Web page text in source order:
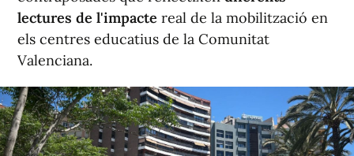
lectures de l'impacte real de la mobilització en
els centres educatius de la Comunitat
Valenciana.